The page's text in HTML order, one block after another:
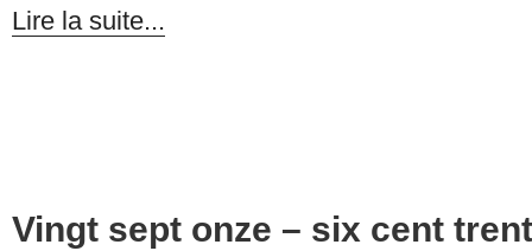
Lire la suite...
Vingt sept onze – six cent